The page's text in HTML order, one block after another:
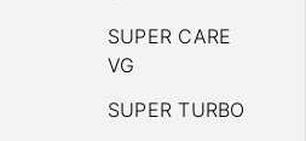
SUPER CARE
VG
SUPER TURBO